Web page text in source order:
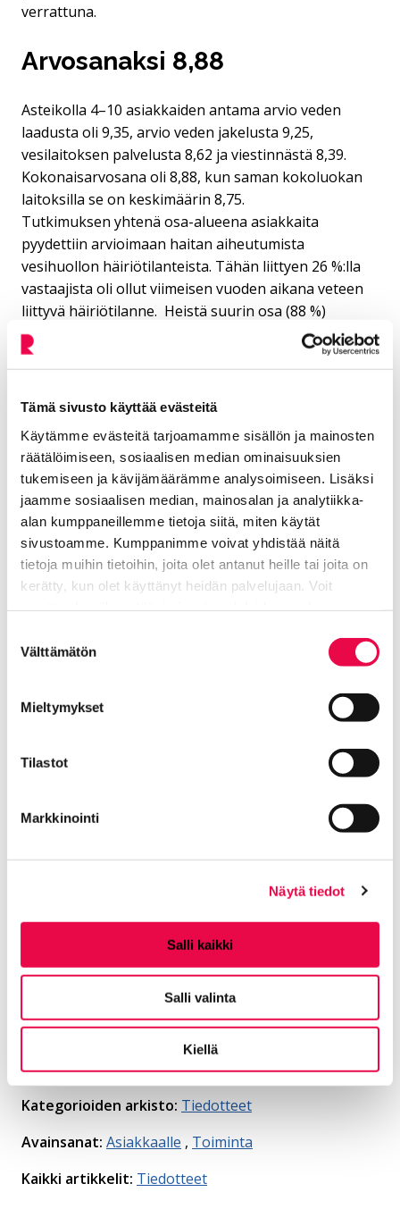
Tämä sivusto käyttää evästeitä
Käytämme evästeitä tarjoamamme sisällön ja mainosten
räätälöimiseen, sosiaalisen median ominaisuuksien
tukemiseen ja kävijämäärämme analysoimiseen. Lisäksi
jaamme sosiaalisen median, mainosalan ja analytiikka-
alan kumppaneillemme tietoja siitä, miten käytät
sivustoamme. Kumppanimme voivat yhdistää näitä
tietoja muihin tietoihin, joita olet antanut heille tai joita on
kerätty, kun olet käyttänyt heidän palvelujaan. Voit
valinta
Välttämätön
Mieltymykset
Tilastot
Markkinointi
Näytä tiedot
Salli kaikki
Salli valinta
Kiellä
verrattuna.
Arvosanaksi 8,88
Asteikolla 4–10 asiakkaiden antama arvio veden
laadusta oli 9,35, arvio veden jakelusta 9,25,
vesilaitoksen palvelusta 8,62 ja viestinnästä 8,39.
Kokonaisarvosana oli 8,88, kun saman kokoluokan
laitoksilla se on keskimäärin 8,75.
Tutkimuksen yhtenä osa-alueena asiakkaita
pyydettiin arvioimaan haitan aiheutumista
vesihuollon häiriötilanteista. Tähän liittyen 26 %:lla
vastaajista oli ollut viimeisen vuoden aikana veteen
liittyvä häiriötilanne. Heistä suurin osa (88 %)
ilmoitti, että vesikatkoksista ei ollut aiheutunut
merkittävää haittaa.
Tekstiviestillä ilmoitus
vesikatkoista
Riihimäen Vesi ilmoittaa pääasiallisesti tekstiviestillä
vesihuollon ennakkohuolloista ja häiriöistä.
Vastaajista 79 % toivoo myös tulevaisuudessa
saavansa tiedon häiriötilanteesta tekstiviestillä.
Loput vastaajista ilmoitti haluavansa tiedon jollakin
235 asiakasta. Tutkimus toteutettiin kesä-elokuussa.
Tutkimuksen kohderyhmän muodostivat kunkin
vuotiaat. Tutkimuksen toteutti Taloustutkimus Oy.
jarmo.ramo@riihimaki.fi
Kategorioiden arkisto: Tiedotteet
Avainsanat: Asiakkaalle , Toiminta
Kaikki artikkelit: Tiedotteet